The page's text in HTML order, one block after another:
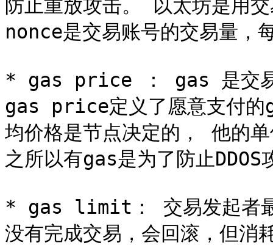
防止重放攻击。 以太坊是用
nonce是交易账号的交易量，
* gas price ： gas 是交易
gas price定义了愿意支付的
均价格是节点决定的， 他
之所以有gas是为了防止
* gas limit： 交易发起者最
没有完成交易，会回滚，但